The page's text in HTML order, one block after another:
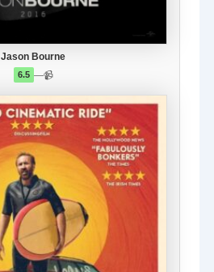
Jason Bourne
6.5 —📹